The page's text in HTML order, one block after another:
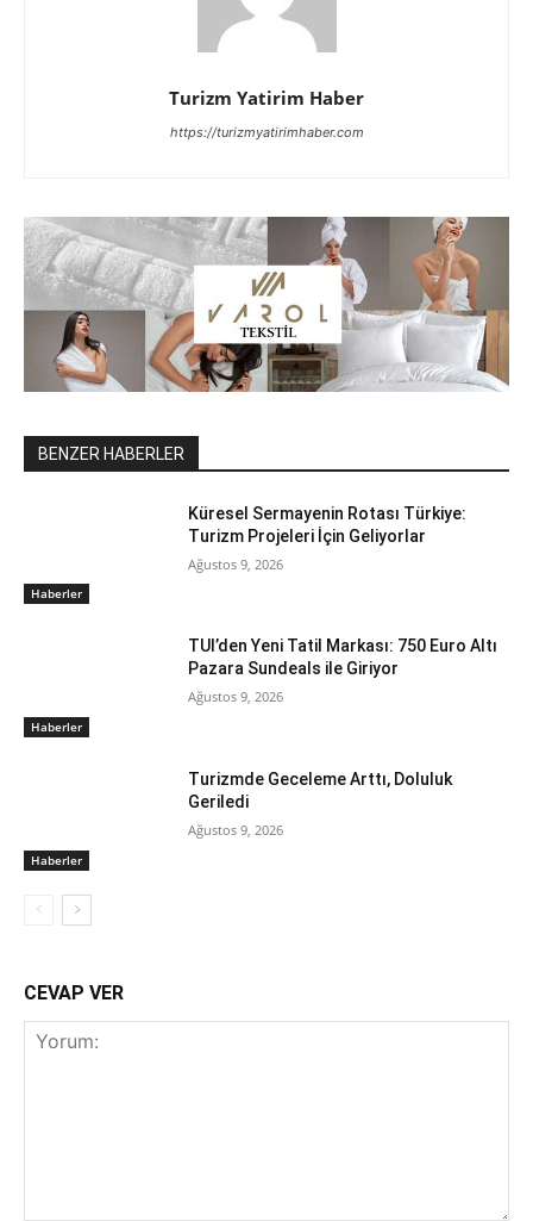
Turizm Yatirim Haber
https://turizmyatirimhaber.com
BENZER HABERLER
Haberler
Küresel Sermayenin Rotası Türkiye:
Turizm Projeleri İçin Geliyorlar
Ağustos 9, 2026
Haberler
TUI’den Yeni Tatil Markası: 750 Euro Altı
Pazara Sundeals ile Giriyor
Ağustos 9, 2026
Haberler
Turizmde Geceleme Arttı, Doluluk
Geriledi
Ağustos 9, 2026
CEVAP VER